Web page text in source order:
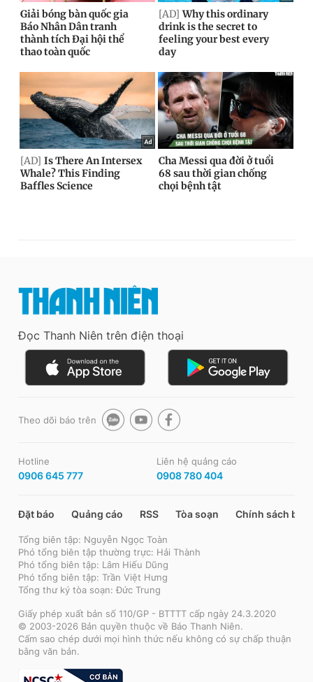
Đọc Thanh Niên trên điện thoại
Theo dõi báo trên
Hotline
0906 645 777
Liên hệ quảng cáo
0908 780 404
Đặt báo Quảng cáo RSS Tòa soạn Chính sách bảo
Tổng biên tập: Nguyễn Ngọc Toàn
Phó tổng biên tập thường trực: Hải Thành
Phó tổng biên tập: Lâm Hiếu Dũng
Phó tổng biên tập: Trần Việt Hưng
Tổng thư ký tòa soạn: Đức Trung
Giấy phép xuất bản số 110/GP - BTTTT cấp ngày 24.3.2020
© 2003-2026 Bản quyền thuộc về Báo Thanh Niên.
Cấm sao chép dưới mọi hình thức nếu không có sự chấp thuận
bằng văn bản.